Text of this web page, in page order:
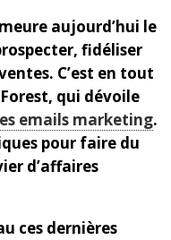
aujourd’hui le
fidéliser
C’est en tout
qui dévoile
emails marketing.
pour faire du
d’affaires
ces dernières